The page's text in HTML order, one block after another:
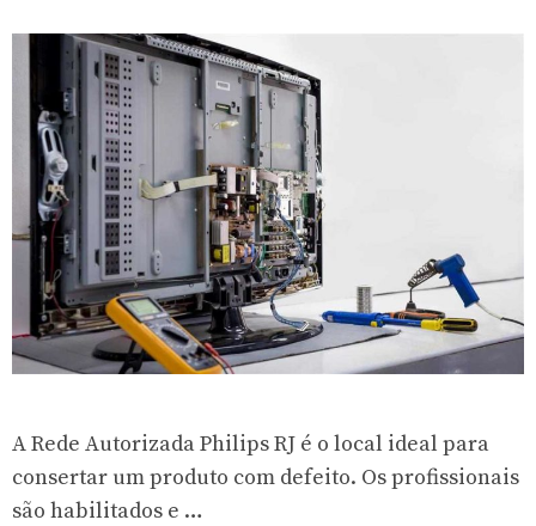
A Rede Autorizada Philips RJ é o local ideal para
consertar um produto com defeito. Os profissionais
são habilitados e …